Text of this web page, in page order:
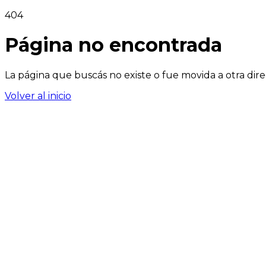
404
Página no encontrada
La página que buscás no existe o fue movida a otra
Volver al inicio